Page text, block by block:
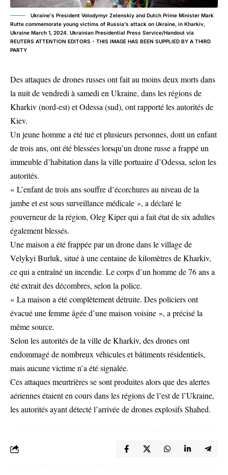
Ukraine's President Volodymyr Zelenskiy and Dutch Prime Minister Mark
Rutte commemorate young victims of Russia's attack on Ukraine, in Kharkiv,
Ukraine March 1, 2024. Ukrainian Presidential Press Service/Handout via
REUTERS ATTENTION EDITORS - THIS IMAGE HAS BEEN SUPPLIED BY A THIRD
PARTY
Des attaques de drones russes ont fait au moins deux morts dans
la nuit de vendredi à samedi en Ukraine, dans les régions de
Kharkiv (nord-est) et Odessa (sud), ont rapporté les autorités de
Kiev.
Un jeune homme a été tué et plusieurs personnes, dont un enfant
de trois ans, ont été blessées lorsqu’un drone russe a frappé un
immeuble d’habitation dans la ville portuaire d’Odessa, selon les
autorités.
« L’enfant de trois ans souffre d’écorchures au niveau de la
jambe et est sous surveillance médicale », a déclaré le
gouverneur de la région, Oleg Kiper qui a fait état de six adultes
également blessés.
Une maison a été frappée par un drone dans le village de
Velykyi Burluk, situé à une centaine de kilomètres de Kharkiv,
ce qui a entraîné un incendie. Le corps d’un homme de 76 ans a
été extrait des décombres, selon la police.
« La maison a été complètement détruite. Des policiers ont
évacué une femme âgée d’une maison voisine », a précisé la
même source.
Selon les autorités de la ville de Kharkiv, des drones ont
endommagé de nombreux véhicules et bâtiments résidentiels,
mais aucune victime n’a été signalée.
Ces attaques meurtrières se sont produites alors que des alertes
aériennes étaient en cours dans les régions de l’est de l’Ukraine,
les autorités ayant détecté l’arrivée de drones explosifs Shahed.